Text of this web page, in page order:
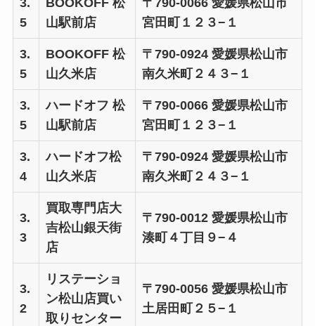
5
山駅前店
宮田町１２３−１
3.
5
BOOKOFF 松
山久米店
〒790-0924 愛媛県松山市
南久米町２４３−１
3.
5
ハードオフ 松
山駅前店
〒790-0066 愛媛県松山市
宮田町１２３−１
3.
4
ハードオフ松
山久米店
〒790-0924 愛媛県松山市
南久米町２４３−１
3.
3
買取専門店大
吉松山銀天街
店
〒790-0012 愛媛県松山市
湊町４丁目９−４
3.
2
リステーショ
ン松山店買い
取りセンター
〒790-0056 愛媛県松山市
土居田町２５−１